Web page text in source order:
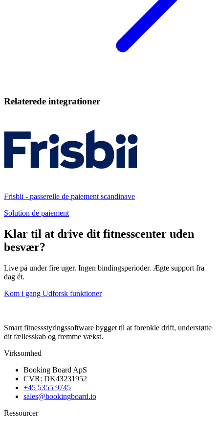
Relaterede integrationer
Frisbii - passerelle de paiement scandinave
Solution de paiement
Klar til at drive dit fitnesscenter uden
besvær?
Live på under fire uger. Ingen bindingsperioder. Ægte support fra
dag ét.
Kom i gang Udforsk funktioner
Smart fitnessstyringssoftware bygget til at forenkle drift, understøtte
dit fællesskab og fremme vækst.
Virksomhed
Booking Board ApS
CVR: DK43231952
+45 5355 9745
sales@bookingboard.io
Ressourcer